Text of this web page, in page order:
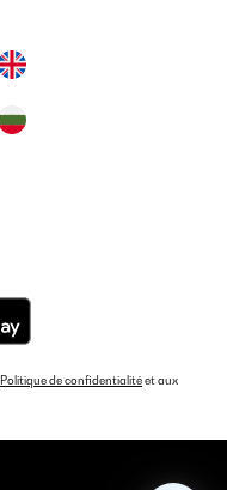
Politique de confidentialitéet aux